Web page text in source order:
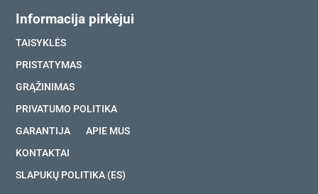
Informacija pirkėjui
TAISYKLĖS
PRISTATYMAS
GRĄŽINIMAS
PRIVATUMO POLITIKA
GARANTIJA
APIE MUS
KONTAKTAI
SLAPUKŲ POLITIKA (ES)